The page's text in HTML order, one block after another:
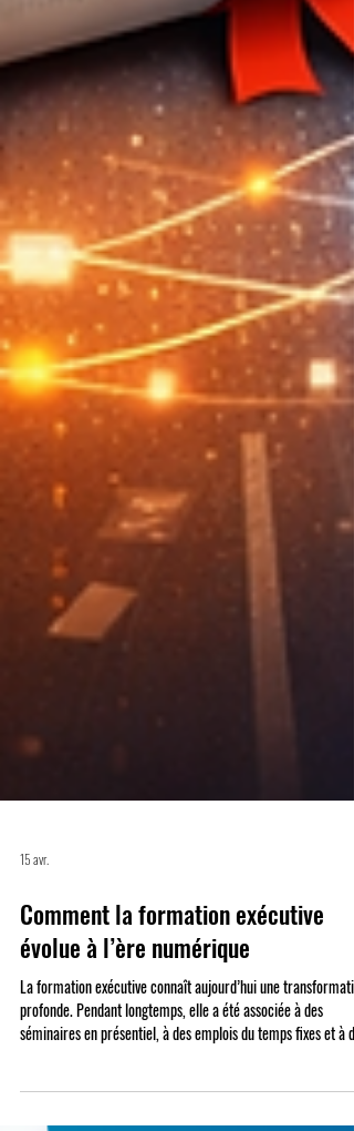
15 avr.
Comment la formation exécutive